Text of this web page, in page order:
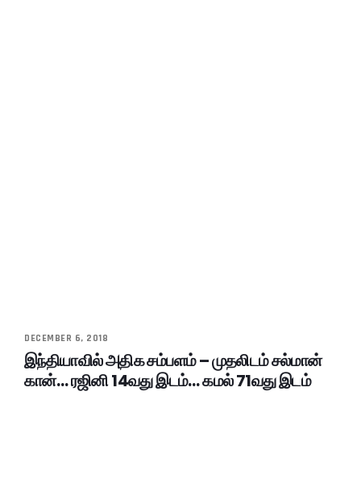
DECEMBER 6, 2018
இந்தியாவில் அதிக சம்பளம் – முதலிடம் சல்மான்
கான்… ரஜினி 14வது இடம்… கமல் 71வது இடம்